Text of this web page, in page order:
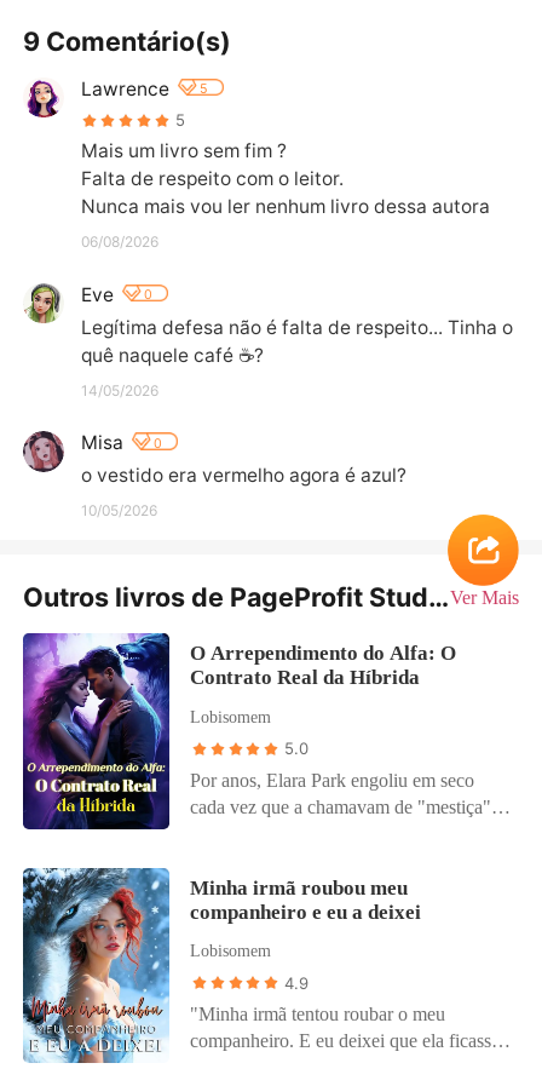
9 Comentário(s)
Lawrence 5
5
Mais um livro sem fim ?
Falta de respeito com o leitor.
Nunca mais vou ler nenhum livro dessa autora
06/08/2026
Eve 0
Legítima defesa não é falta de respeito... Tinha o
quê naquele café ☕?
14/05/2026
Misa 0
o vestido era vermelho agora é azul?
10/05/2026
Outros livros de PageProfit StudioVer Mais
O Arrependimento do Alfa: O
Contrato Real da Híbrida
Lobisomem
5.0
Por anos, Elara Park engoliu em seco
cada vez que a chamavam de "mestiça" e
acreditou nas promessas doces de Zack
Blackwood. Então ele a rejeitou - minutos
depois de tomar o que queria dela. Antes
dor que a partiu por dentro, as notícias já
estouravam nas manchetes: o noivado de
Zack com Selina, sua meia-irmã,
Minha irmã roubou meu
companheiro e eu a deixei
Lobisomem
4.9
"Minha irmã tentou roubar o meu
companheiro. E eu deixei que ela ficasse